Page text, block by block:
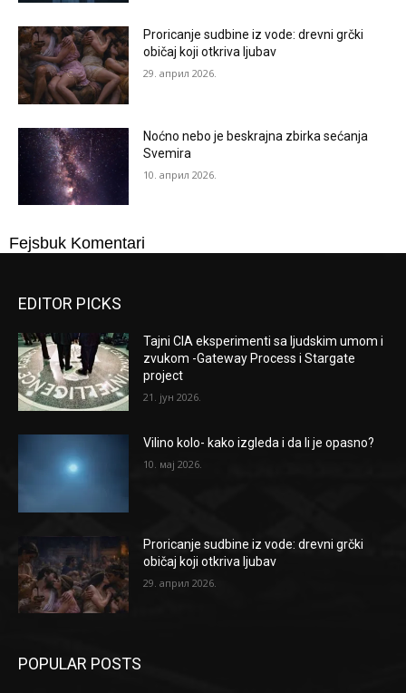
Proricanje sudbine iz vode: drevni grčki
običaj koji otkriva ljubav
29. април 2026.
Noćno nebo je beskrajna zbirka sećanja
Svemira
10. април 2026.
Fejsbuk Komentari
EDITOR PICKS
Tajni CIA eksperimenti sa ljudskim umom i
zvukom -Gateway Process i Stargate
project
21. јун 2026.
Vilino kolo- kako izgleda i da li je opasno?
10. мај 2026.
Proricanje sudbine iz vode: drevni grčki
običaj koji otkriva ljubav
29. април 2026.
POPULAR POSTS